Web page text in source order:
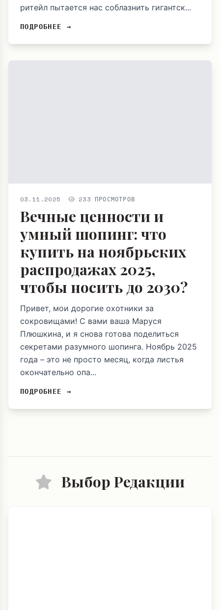
ритейл пытается нас соблазнить гигантск...
ПОДРОБНЕЕ →
03.11.2025 233 ПРОСМОТРОВ
Вечные ценности и
умный шопинг: что
купить на ноябрьских
распродажах 2025,
чтобы носить до 2030?
Привет, мои дорогие охотники за
сокровищами! С вами ваша Маруся
Плюшкина, и я снова готова поделиться
секретами разумного шопинга. Ноябрь 2025
года – это не просто месяц, когда листья
окончательно опа...
ПОДРОБНЕЕ →
Выбор Редакции